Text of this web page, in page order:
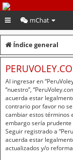
mChat
Índice general
Al ingresar en
“nuestro”,
acuerda estar
contrario por favor no se
cambiar estos términos
embargo sería
Seguir registrado a
acuerda estar
actualizados y/o